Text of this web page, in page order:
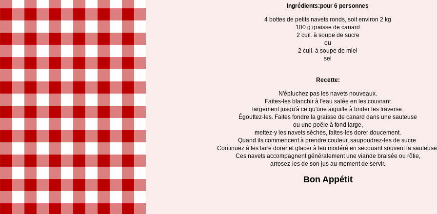
Ingrédients:pour 6 personnes
4 bottes de petits navets ronds, soit environ 2 kg
100 g graisse de canard
2 cuil. à soupe de sucre
ou
2 cuil. à soupe de miel
sel
Recette:
N'épluchez pas les navets nouveaux.
Faites-les blanchir à l'eau salée en les couvrant
largement jusqu'à ce qu'une aiguille à brider les traverse.
Égouttez-les. Faites fondre la graisse de canard dans une sauteuse
ou une poêle à fond large,
mettez-y les navets séchés, faites-les dorer doucement.
Quand ils commencent à prendre couleur, saupoudrez-les de sucre.
Continuez à les faire dorer et glacer à feu modéré en secouant souvent la
Ces navets accompagnent généralement une viande braisée ou rôtie,
arrosez-les de son jus au moment de servir.
Bon Appétit